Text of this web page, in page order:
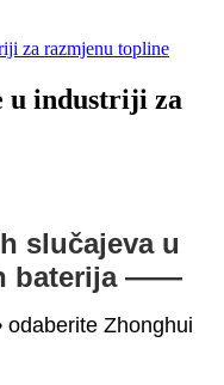
za razmjenu topline
u industriji za
slučajeva u
baterija ——
odaberite Zhonghui